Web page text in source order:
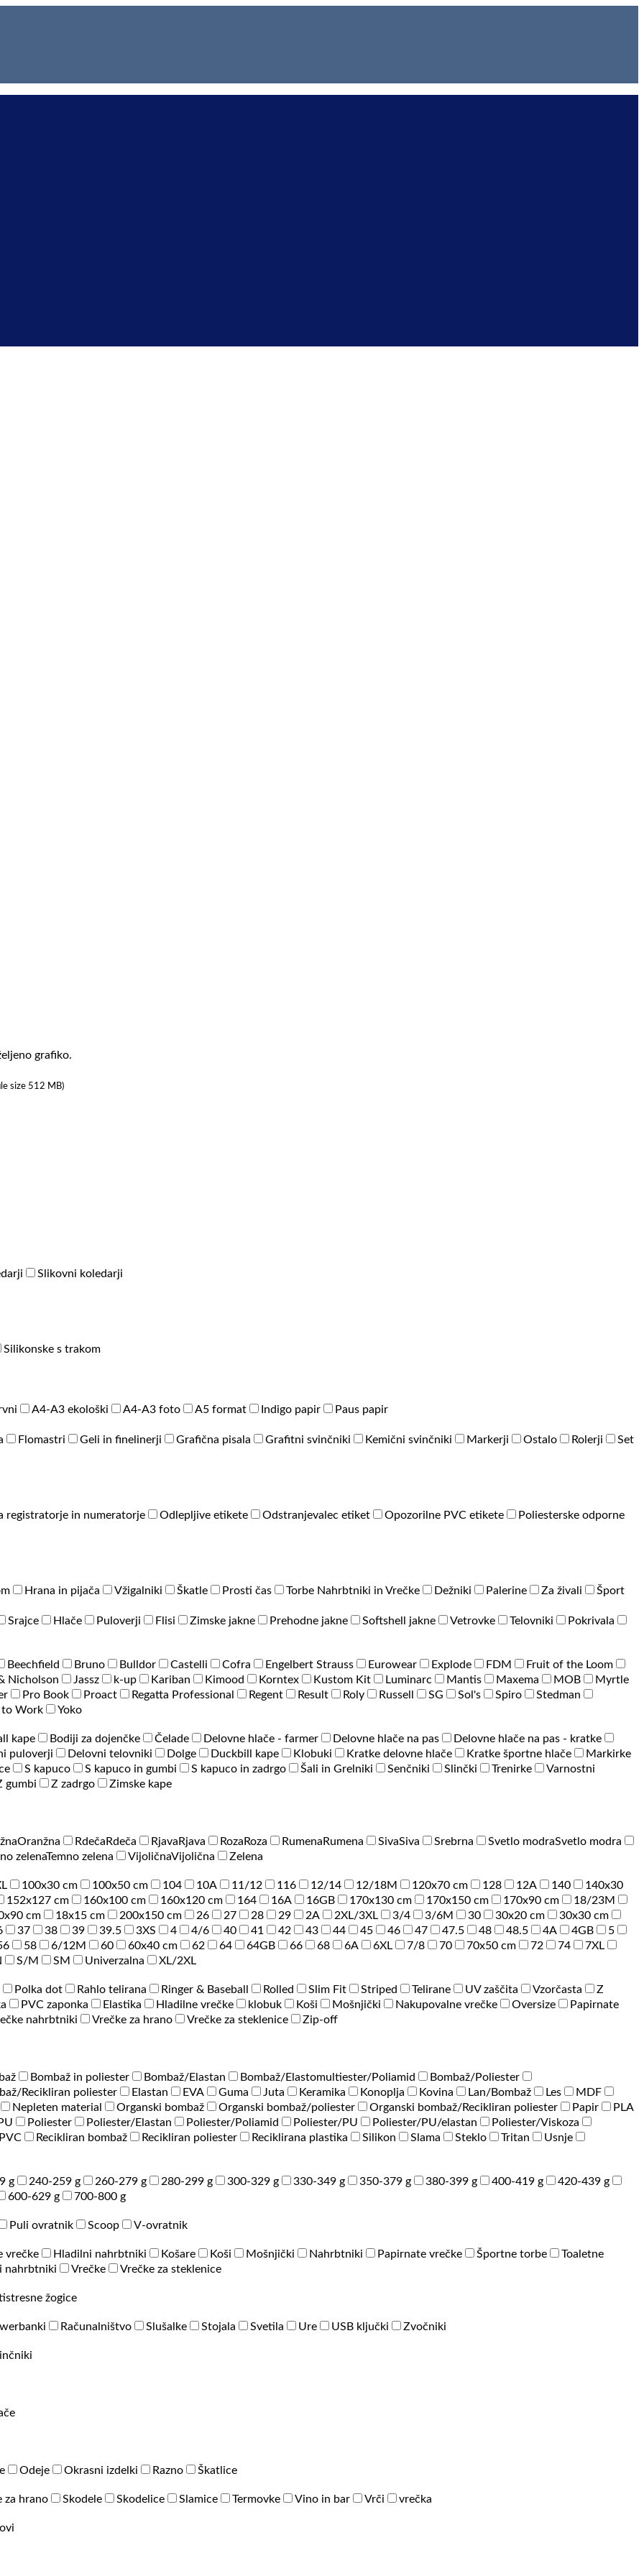
grafiko.
size 512 MB)
Slikovni koledarji
Silikonske s trakom
A4-A3 ekološki A4-A3 foto A5 format Indigo papir
Paus papir
Flomastri Geli in finelinerji Grafična pisala Grafitni svinčniki Kemični svinčniki Markerji Ostalo Rolerji
Set
registratorje in numeratorje Odlepljive etikete Odstranjevalec etiket Opozorilne PVC etikete
Poliesterske odporne
Hrana in pijača Vžigalniki Škatle Prosti čas Torbe Nahrbtniki in Vrečke Dežniki Palerine Za živali
Šport
Srajce Hlače Puloverji Flisi Zimske jakne Prehodne jakne Softshell jakne Vetrovke Telovniki
Pokrivala
Beechfield Bruno Bulldor Castelli Cofra Engelbert Strauss Eurowear Explode FDM
Fruit of the Loom
Nicholson Jassz k-up Kariban Kimood Korntex Kustom Kit Luminarc Mantis Maxema MOB
Myrtle
Pro Book Proact Regatta Professional Regent Result Roly Russell SG Sol's Spiro
Stedman
to Work
Yoko
kape Bodiji za dojenčke Čelade Delovne hlače - farmer Delovne hlače na pas
Delovne hlače na pas - kratke
puloverji Delovni telovniki Dolge Duckbill kape Klobuki Kratke delovne hlače Kratke športne hlače
Markirke
S kapuco S kapuco in gumbi S kapuco in zadrgo Šali in Grelniki Senčniki Slinčki Trenirke
Varnostni
gumbi Z zadrgo
Zimske kape
Oranžna Rdeča Rdeča Rjava Rjava Roza Roza Rumena Rumena SivaSiva Srebrna Svetlo modraSvetlo modra
zelenaTemno zelena VijoličnaVijolična
Zelena
100x30 cm 100x50 cm 104 10A 11/12 116 12/14 12/18M 120x70 cm 128 12A 140
140x30
152x127 cm 160x100 cm 160x120 cm 164 16A 16GB 170x130 cm 170x150 cm 170x90 cm
18/23M
cm 18x15 cm 200x150 cm 26 27 28 29 2A 2XL/3XL 3/4 3/6M 30 30x20 cm
30x30 cm
37 38 39 39.5 3XS 4 4/6 40 41 42 43 44 45 46 47 47.5 48 48.5 4A 4GB
5
58 6/12M 60 60x40 cm 62 64 64GB 66 68 6A 6XL 7/8 70 70x50 cm 72 74
7XL
S/M SM Univerzalna
XL/2XL
Polka dot Rahlo telirana Ringer & Baseball Rolled Slim Fit Striped Telirane UV zaščita Vzorčasta
Z
PVC zaponka Elastika Hladilne vrečke klobuk Koši Mošnjički Nakupovalne vrečke Oversize
Papirnate
nahrbtniki Vrečke za hrano Vrečke za steklenice
Zip-off
Bombaž in poliester Bombaž/Elastan Bombaž/Elastomultiester/Poliamid
Bombaž/Poliester
Recikliran poliester Elastan EVA Guma Juta Keramika Konoplja Kovina Lan/Bombaž Les
MDF
Nepleten material Organski bombaž Organski bombaž/poliester Organski bombaž/Recikliran poliester Papir
PLA
Poliester Poliester/Elastan Poliester/Poliamid Poliester/PU Poliester/PU/elastan
Poliester/Viskoza
PVC Recikliran bombaž Recikliran poliester Reciklirana plastika Silikon Slama Steklo Tritan
Usnje
g 240-259 g 260-279 g 280-299 g 300-329 g 330-349 g 350-379 g 380-399 g 400-419 g
420-439 g
600-629 g
700-800 g
Puli ovratnik Scoop
V-ovratnik
vrečke Hladilni nahrbtniki Košare Koši Mošnjički Nahrbtniki Papirnate vrečke Športne torbe
Toaletne
nahrbtniki Vrečke
Vrečke za steklenice
žogice
Računalništvo Slušalke Stojala Svetila Ure USB ključki
Zvočniki
Odeje Okrasni izdelki Razno
Škatlice
za hrano Skodele Skodelice Slamice Termovke Vino in bar Vrči
vrečka